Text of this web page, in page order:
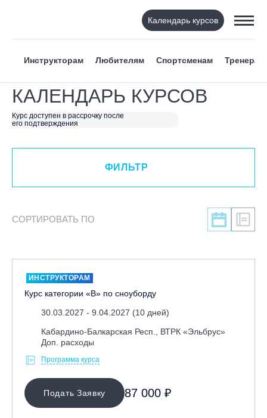
Календарь курсов
Инструкторам Любителям Спортсменам Тренерам
КАЛЕНДАРЬ КУРСОВ
Курс доступен в рассрочку после
его подтверждения
ФИЛЬТР
ВИД СПОРТА
Я ХОЧУ
КАТЕГОРИЯ
ЛЕКТОР
МЕСТО ПРОВЕДЕНИЯ
ФИЛЬТР
СОРТИРОВАТЬ ПО
ИНСТРУКТОРАМ
Курс категории «В» по сноуборду
30.03.2027 - 9.04.2027 (10 дней)
Кабардино-Балкарская Респ., ВТРК «Эльбрус»
Доп. расходы
Программа курса
Подать Заявку 87 000 ₽